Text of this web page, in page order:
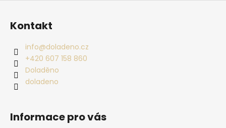
í
?
Zápatí
Kontakt
info@doladeno.cz
+420 607 158 860
Doladěno
doladeno
Informace pro vás